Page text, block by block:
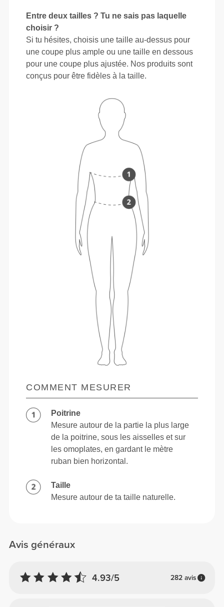
Avis généraux
4.93/5 282 avis
Entre deux tailles ? Tu ne sais pas laquelle
choisir ?
Si tu hésites, choisis une taille au-dessus pour
une coupe plus ample ou une taille en dessous
pour une coupe plus ajustée. Nos produits sont
conçus pour être fidèles à la taille.
COMMENT MESURER
Poitrine
Mesure autour de la partie la plus large
de la poitrine, sous les aisselles et sur
les omoplates, en gardant le mètre
ruban bien horizontal.
Taille
Mesure autour de ta taille naturelle.